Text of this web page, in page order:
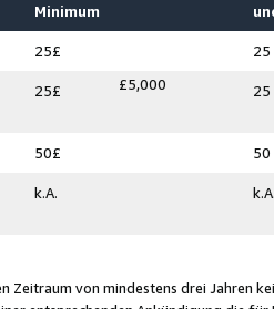
Minimum
25£ 25
25£ £5,000 25
50£ 50
k.A.
Zeitraum von mindestens drei Jahren